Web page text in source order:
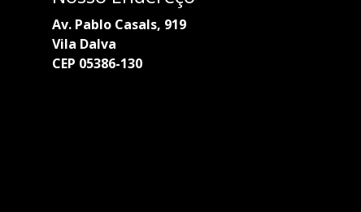
Av. Pablo Casals, 919
Vila Dalva
CEP 05386-130